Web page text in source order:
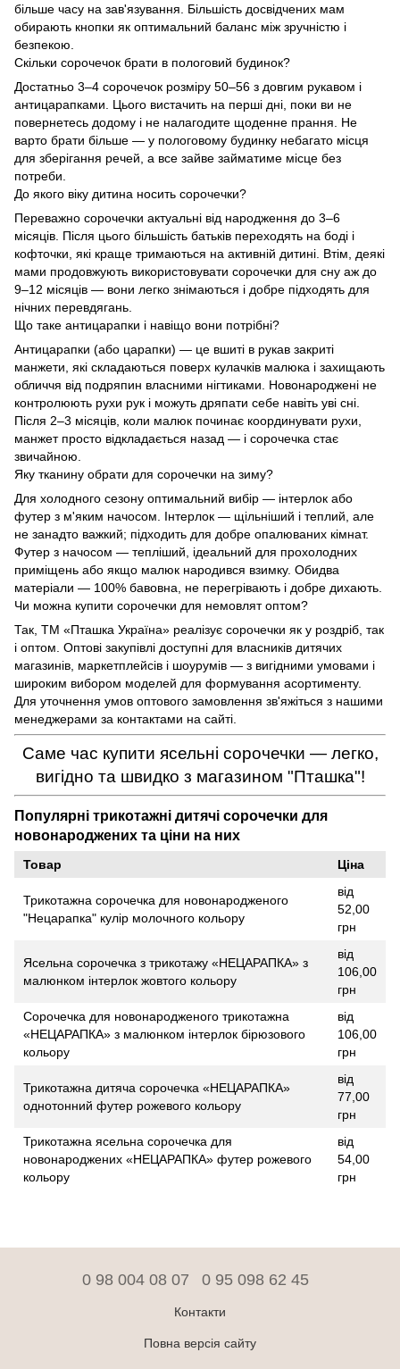
більше часу на зав'язування. Більшість досвідчених мам
обирають кнопки як оптимальний баланс між зручністю і
безпекою.
Скільки сорочечок брати в пологовий будинок?
Достатньо 3–4 сорочечок розміру 50–56 з довгим рукавом і
антицарапками. Цього вистачить на перші дні, поки ви не
повернетесь додому і не налагодите щоденне прання. Не
варто брати більше — у пологовому будинку небагато місця
для зберігання речей, а все зайве займатиме місце без
потреби.
До якого віку дитина носить сорочечки?
Переважно сорочечки актуальні від народження до 3–6
місяців. Після цього більшість батьків переходять на боді і
кофточки, які краще тримаються на активній дитині. Втім, деякі
мами продовжують використовувати сорочечки для сну аж до
9–12 місяців — вони легко знімаються і добре підходять для
нічних перевдягань.
Що таке антицарапки і навіщо вони потрібні?
Антицарапки (або царапки) — це вшиті в рукав закриті
манжети, які складаються поверх кулачків малюка і захищають
обличчя від подряпин власними нігтиками. Новонароджені не
контролюють рухи рук і можуть дряпати себе навіть уві сні.
Після 2–3 місяців, коли малюк починає координувати рухи,
манжет просто відкладається назад — і сорочечка стає
звичайною.
Яку тканину обрати для сорочечки на зиму?
Для холодного сезону оптимальний вибір — інтерлок або
футер з м'яким начосом. Інтерлок — щільніший і теплий, але
не занадто важкий; підходить для добре опалюваних кімнат.
Футер з начосом — тепліший, ідеальний для прохолодних
приміщень або якщо малюк народився взимку. Обидва
матеріали — 100% бавовна, не перегрівають і добре дихають.
Чи можна купити сорочечки для немовлят оптом?
Так, ТМ «Пташка Україна» реалізує сорочечки як у роздріб, так
і оптом. Оптові закупівлі доступні для власників дитячих
магазинів, маркетплейсів і шоурумів — з вигідними умовами і
широким вибором моделей для формування асортименту.
Для уточнення умов оптового замовлення зв'яжіться з нашими
менеджерами за контактами на сайті.
Саме час купити ясельні сорочечки — легко,
вигідно та швидко з магазином "Пташка"!
Популярні трикотажні дитячі сорочечки для
новонароджених та ціни на них
Товар Ціна
Трикотажна сорочечка для новонародженого
"Нецарапка" кулір молочного кольору
від
52,00
грн
Ясельна сорочечка з трикотажу «НЕЦАРАПКА» з
малюнком інтерлок жовтого кольору
від
106,00
грн
Сорочечка для новонародженого трикотажна
«НЕЦАРАПКА» з малюнком інтерлок бірюзового
кольору
від
106,00
грн
Трикотажна дитяча сорочечка «НЕЦАРАПКА»
однотонний футер рожевого кольору
від
77,00
грн
Трикотажна ясельна сорочечка для
новонароджених «НЕЦАРАПКА» футер рожевого
кольору
від
54,00
грн
0 98 004 08 07 0 95 098 62 45
Контакти
Повна версія сайту